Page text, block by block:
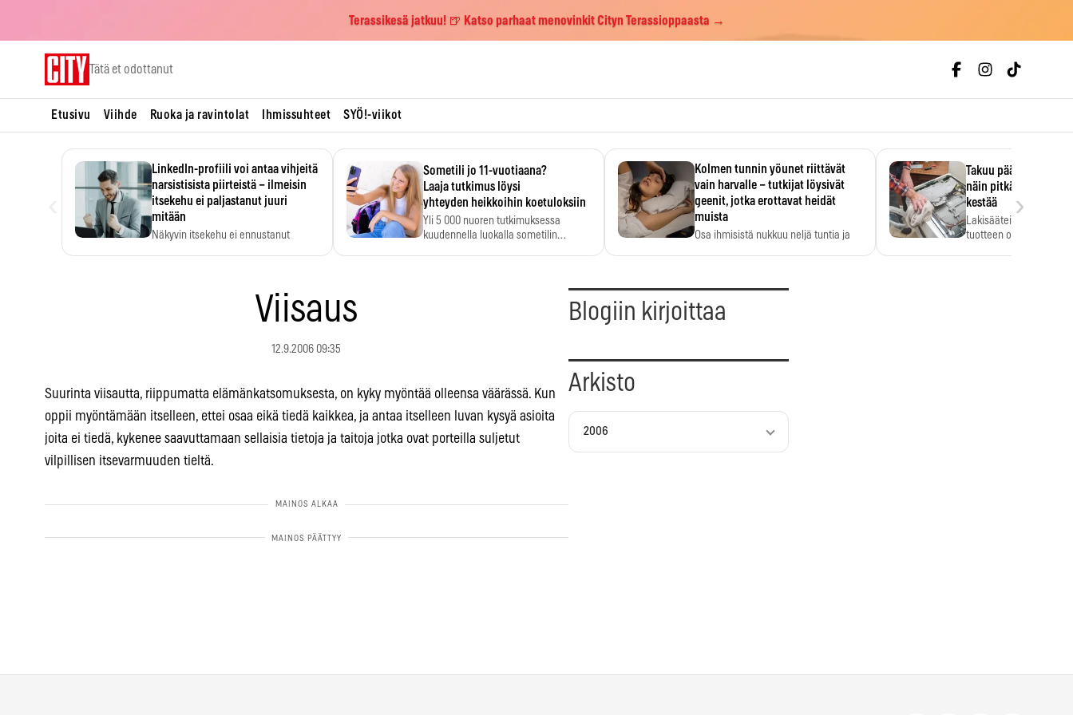
Terassikesä jatkuu! 🍺 Katso parhaat menovinkit Cityn Terassioppaasta →
Tätä et odottanut
Etusivu Viihde Ruoka ja ravintolat Ihmissuhteet SYÖ!-viikot
LinkedIn-profiili voi antaa vihjeitä
narsistisista piirteistä – ilmeisin
itsekehu ei paljastanut juuri
mitään
Näkyvin itsekehu ei ennustanut
Sometili jo 11-vuotiaana?
Laaja tutkimus löysi
yhteyden heikkoihin koetuloksiin
Yli 5 000 nuoren tutkimuksessa
kuudennella luokalla sometilin…
Kolmen tunnin yöunet riittävät
vain harvalle – tutkijat löysivät
geenit, jotka erottavat heidät
muista
Osa ihmisistä nukkuu neljä tuntia ja
Takuu päättyi,
näin pitkään
kestää
Lakisääteinen
tuotteen oletetun
›
Viisaus
12.9.2006 09:35
Suurinta viisautta, riippumatta elämänkatsomuksesta, on kyky myöntää olleensa väärässä. Kun
oppii myöntämään itselleen, ettei osaa eikä tiedä kaikkea, ja antaa itselleen luvan kysyä asioita
joita ei tiedä, kykenee saavuttamaan sellaisia tietoja ja taitoja jotka ovat porteilla suljetut
vilpillisen itsevarmuuden tieltä.
Blogiin kirjoittaa
Arkisto
2006